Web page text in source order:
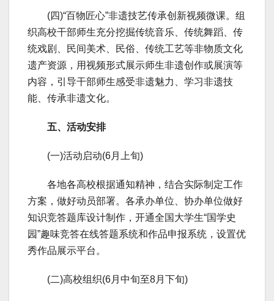
(四)“百物匠心”非遗技艺传承创新视频微课。组
织高校干部师生充分挖掘传统音乐、传统舞蹈、传
统戏剧、民间美术、民俗、传统工艺等非物质文化
遗产资源，用视频形式展示师生非遗创作或展演等
内容，引导干部师生感受非遗魅力、学习非遗技
能、传承非遗文化。
五、活动安排
(一)活动启动(6月上旬)
各地各高校根据通知精神，结合实际制定工作
方案，做好动员部署。各承办单位、协办单位做好
知识竞答题库设计制作，开通全国大学生“国学史
园”趣味竞答在线答题系统和作品申报系统，设置优
秀作品展示平台。
(二)高校组织(6月中旬至8月下旬)